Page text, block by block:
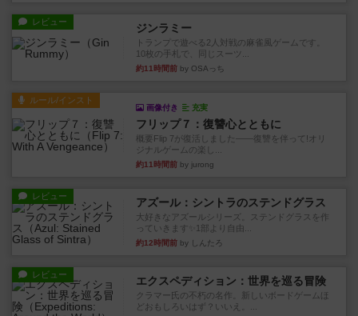
レビュー ジンラミー
トランプで遊べる2人対戦の麻雀風ゲームです。
10枚の手札で、同じスーツ...
約11時間前 by OSAっち
ルール/インスト
画像付き 充実
フリップ７：復讐心とともに
概要Flip 7が復活しました――復讐を伴って!オリ
ジナルゲームの楽し...
約11時間前 by jurong
レビュー アズール：シントラのステンドグラス
大好きなアズールシリーズ。ステンドグラスを作
っていきます✨1部より自由...
約12時間前 by しんたろ
レビュー エクスペディション：世界を巡る冒険
クラマー氏の不朽の名作。新しいボードゲームほ
どおもしろいはず？いいえ。...